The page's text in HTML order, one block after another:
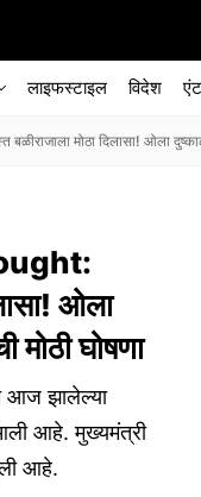
लाइफस्टाइल विदेश
मोठा दिलासा! ओला
ओला
घोषणा
आज झालेल्या
आली आहे. मुख्यमंत्री
आहे.